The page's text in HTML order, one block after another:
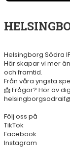
KLUBBSHOP
HSIF I SAMHÄLLET
POLICY
SÖDRA FONDEN
PROVA PÅ FOTBOLL
Helsingborg Södra IF
Här skapar vi mer
och framtid.
Från våra yngsta
📩 Frågor? Hör av
Följ oss på
TikTok
Facebook
Instagram